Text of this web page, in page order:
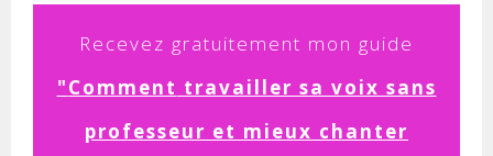
Recevez gratuitement mon guide
"Comment travailler sa voix sans
professeur et mieux chanter